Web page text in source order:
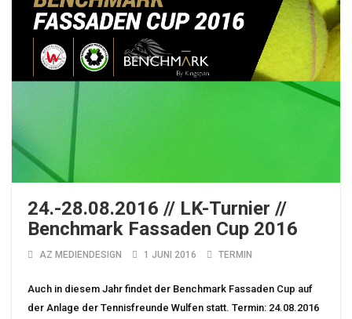
24.-28.08.2016 // LK-Turnier //
Benchmark Fassaden Cup 2016
AZ MEDIENDESIGN 1 JUNI 2016 TERMIN
Auch in diesem Jahr findet der Benchmark Fassaden Cup auf
der Anlage der Tennisfreunde Wulfen statt. Termin: 24.08.2016